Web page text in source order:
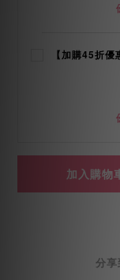
【加購45折
加入購物
分享